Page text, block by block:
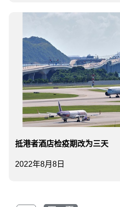
2022年8月8日
抵港者酒店检疫期改为三天